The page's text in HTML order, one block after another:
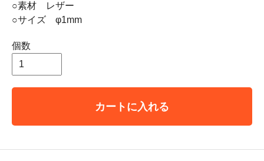
○素材 レザー
○サイズ φ1mm
個数
カートに入れる